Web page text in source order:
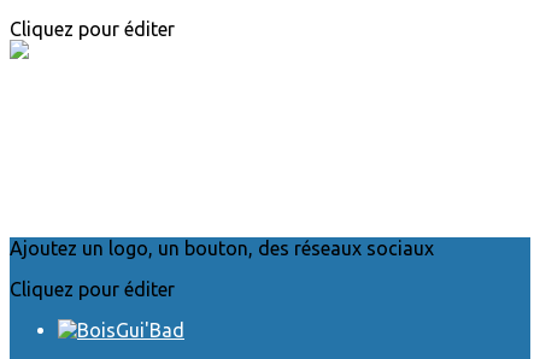
Cliquez pour éditer
Ajoutez un logo, un bouton, des réseaux sociaux
Cliquez pour éditer